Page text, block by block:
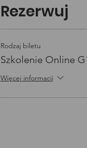
Rezerwuj
Rodzaj biletu
Szkolenie Online
Więcej informacji